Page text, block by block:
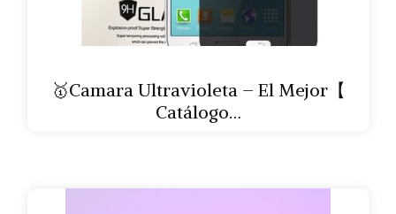
🥇Camara Ultravioleta – El Mejor【
Catálogo…